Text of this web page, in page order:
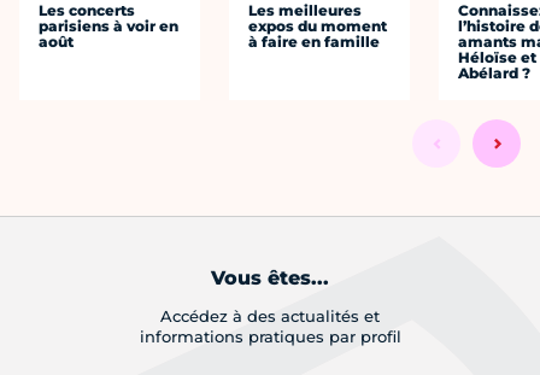
Les concerts
parisiens à voir en
août
Les meilleures
expos du moment
à faire en famille
l’histoire
amants
Héloïse et
Abélard ?
Vous êtes...
Accédez à des actualités et
informations pratiques par profil